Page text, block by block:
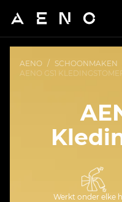
AENO / SCHOONMAKEN
AENO GS1
Werkt onder elke